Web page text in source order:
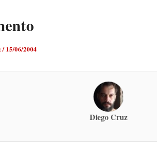
/ 15/06/2004
Diego Cruz